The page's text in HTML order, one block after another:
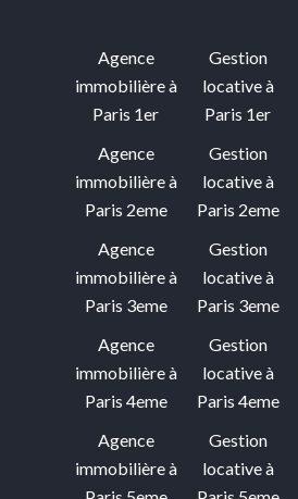
Agence
immobilière à
Paris 1er
Agence
immobilière à
Paris 2eme
Agence
immobilière à
Paris 3eme
Agence
immobilière à
Paris 4eme
Agence
immobilière à
Gestion
locative à
Paris 1er
Gestion
locative à
Paris 2eme
Gestion
locative à
Paris 3eme
Gestion
locative à
Paris 4eme
Gestion
locative à